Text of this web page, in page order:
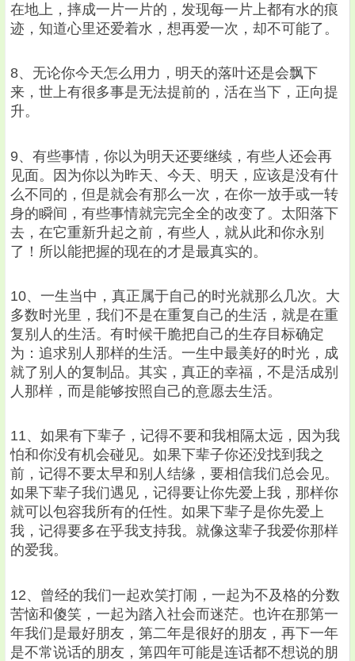
在地上，摔成一片一片的，发现每一片上都有水的痕
迹，知道心里还爱着水，想再爱一次，却不可能了。
8、无论你今天怎么用力，明天的落叶还是会飘下
来，世上有很多事是无法提前的，活在当下，正向提
升。
9、有些事情，你以为明天还要继续，有些人还会再
见面。因为你以为昨天、今天、明天，应该是没有什
么不同的，但是就会有那么一次，在你一放手或一转
身的瞬间，有些事情就完完全全的改变了。太阳落下
去，在它重新升起之前，有些人，就从此和你永别
了！所以能把握的现在的才是最真实的。
10、一生当中，真正属于自己的时光就那么几次。大
多数时光里，我们不是在重复自己的生活，就是在重
复别人的生活。有时候干脆把自己的生存目标确定
为：追求别人那样的生活。一生中最美好的时光，成
就了别人的复制品。其实，真正的幸福，不是活成别
人那样，而是能够按照自己的意愿去生活。
11、如果有下辈子，记得不要和我相隔太远，因为我
怕和你没有机会碰见。如果下辈子你还没找到我之
前，记得不要太早和别人结缘，要相信我们总会见。
如果下辈子我们遇见，记得要让你先爱上我，那样你
就可以包容我所有的任性。如果下辈子是你先爱上
我，记得要多在乎我支持我。就像这辈子我爱你那样
的爱我。
12、曾经的我们一起欢笑打闹，一起为不及格的分数
苦恼和傻笑，一起为踏入社会而迷茫。也许在那第一
年我们是最好朋友，第二年是很好的朋友，再下一年
是不常说话的朋友，第四年可能是连话都不想说的朋